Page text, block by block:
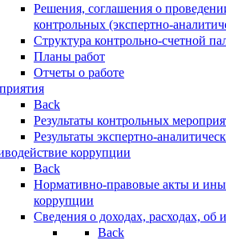
Решения, соглашения о
контрольных (экспертно-
Структура контрольно-счетной
Планы работ
Отчеты о работе
Back
Результаты контрольных
Результаты экспертно-
коррупции
Back
Нормативно-правовые акты и
коррупции
Сведения о доходах, расходах, об
Back